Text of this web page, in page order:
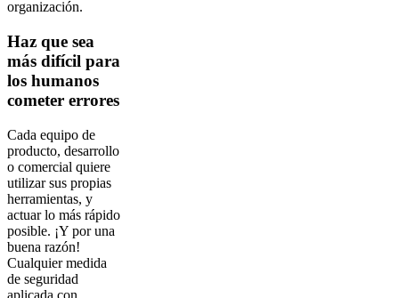
organización.
Haz que sea
más difícil para
los humanos
cometer errores
Cada equipo de
producto, desarrollo
o comercial quiere
utilizar sus propias
herramientas, y
actuar lo más rápido
posible. ¡Y por una
buena razón!
Cualquier medida
de seguridad
aplicada con